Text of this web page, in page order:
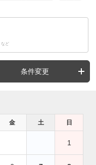
など
条件変更
金 土 日
1